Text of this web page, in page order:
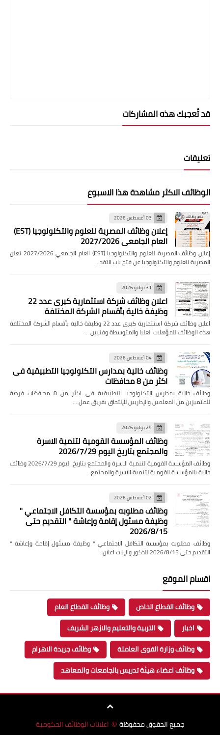
قد تُعجبك هذه المشاركات
تعليقات
الوظائف الاكثر مشاهدة هذا الاسبوع
03 أغسطس 2026
إعلان وظائف المصرية للعلوم والتكنولوجيا (EST)
العام الجامعي 2027/2026
إعلان وظائف المصرية للعلوم والتكنولوجيا (EST) العام الجامعي 2027/2026 تعلن
المصرية للعلوم والتكنولوجيا عن فتح باب التقد…
31 يوليو 2026
اعلان وظائف شركة استثمارية كبرى عدد 22
وظيفة خالية بأقسام الشركة المختلفة
اعلان وظائف شركة استثمارية كبرى عدد 22 وظيفة خالية بأقسام الشركة المختلفة
هذه الوظائف للمؤهلات العليا والمتوسطة وفنيين …
04 أغسطس 2026
وظائف خالية بمدارس التكنولوجيا التطبيقية فى
اكثر من 8 محافظات
وظائف خالية بمدارس التكنولوجيا التطبيقية فى اكثر من 8 محافظات فرصة
للمتميزين من المعلمين والإداريين للإلتحاق بفريق عمل …
29 يوليو 2026
وظائف المؤسسة القومية لتنمية الاسرة
والمجتمع بتاريخ اليوم 2026/7/29
وظائف المؤسسة القومية لتنمية الاسرة والمجتمع بتاريخ اليوم 2026/7/29 وظائف
خالية بالمؤسسة القومية لتنمية الاسرة والمجتمع…
02 أغسطس 2026
وظائف مطلوبه بمؤسسة التكافل الاجتماعي "
وظيفة مسئول إقامة وإعاشة " التقديم حتى
2026/8/15
وظائف مطلوبه بمؤسسة التكافل الاجتماعي " وظيفة مسئول إقامة وإعاشة "
التقديم حتى 2026/8/15 للذكور والإناث اعلان…
اقسام الموقع
وظائف القطاع الخاص
وظائف القطاع العام
اخبار
التربية والتعليم والازهر الشريف
وظائف وزارة القوى العاملة
وظائف جريدة الاهرام
وظائف اعضاء هيئة تدريس بالجامعات والمعاهد
جميع الحقوق محفوظة © اعلانات الوظائف الحكومية